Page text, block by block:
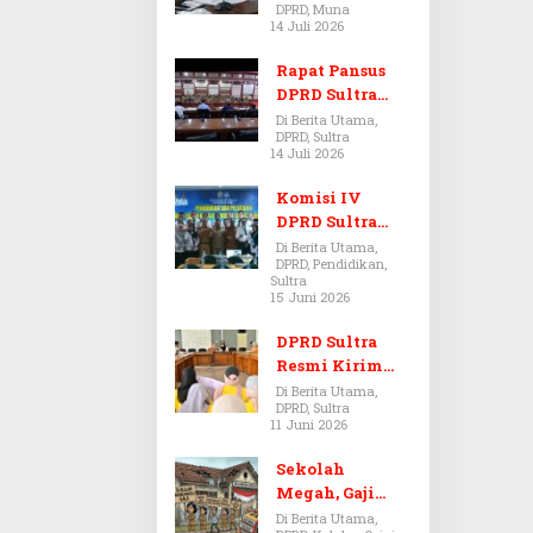
Dugaan Jual
Beli Tanah
Bermasalah di
Muna
DPRD, Muna
14 Juli 2026
Rapat Pansus
DPRD Sultra
Diskors Dua
Kali Akibat
Ketidakhadira
n Pj Sekda
Di Berita Utama,
DPRD, Sultra
14 Juli 2026
Komisi IV
DPRD Sultra
Kawal Hak
Guru,
Rencanakan
Pendidikan
Di Berita Utama,
DPRD, Pendidikan,
Sultra
15 Juni 2026
DPRD Sultra
Resmi Kirim
Aspirasi Tolak
Peraturan
BPOM No. 5
Tahun 2026 ke
Komisi IX DPR
Di Berita Utama,
DPRD, Sultra
11 Juni 2026
Sekolah
Megah, Gaji
Guru Berdarah-
Di Berita Utama,